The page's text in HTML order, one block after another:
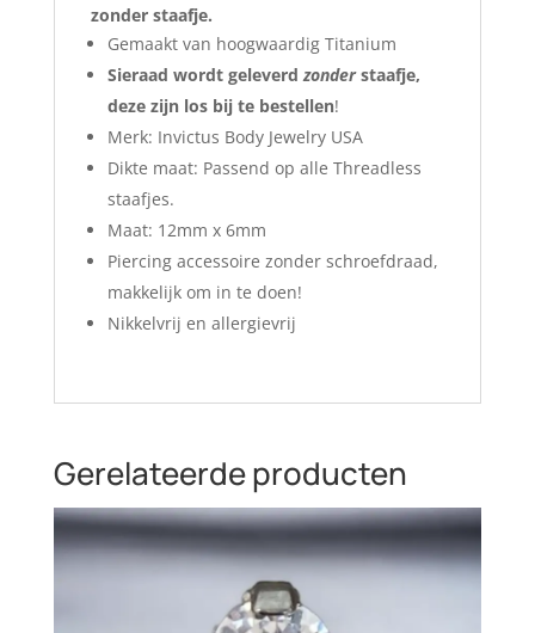
zonder staafje.
Gemaakt van hoogwaardig Titanium
Sieraad wordt geleverd zonderstaafje,
deze zijn los bij te bestellen!
Merk: Invictus Body Jewelry USA
Dikte maat: Passend op alle Threadless
staafjes.
Maat: 12mm x 6mm
Piercing accessoire zonder schroefdraad,
makkelijk om in te doen!
Nikkelvrij en allergievrij
Gerelateerde producten